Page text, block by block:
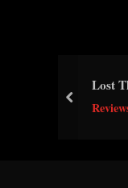
Lost
prev